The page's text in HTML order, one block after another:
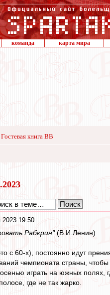
команда карта мира
Гостевая книга ВВ
2023 19:50
Рабкрин"(В.И.Ленин)
с 60-х), постоянно идут
чемпионата страны, чтобы
играть на южных полях,
где не так жарко.